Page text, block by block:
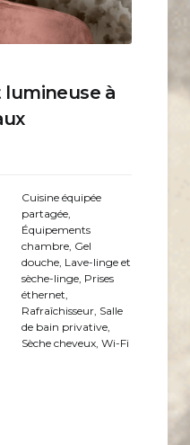
à
Cuisine équipée
partagée,
Équipements
chambre, Gel
douche, Lave-linge et
sèche-linge, Prises
éthernet,
Rafraîchisseur, Salle
de bain privative,
Sèche cheveux, Wi-Fi